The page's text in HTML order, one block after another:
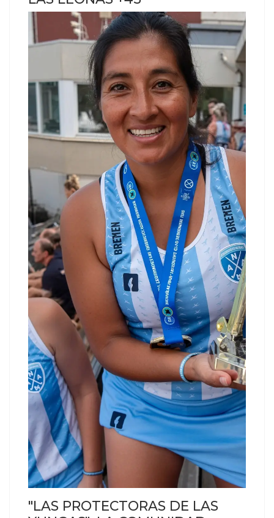
"LAS PROTECTORAS DE LAS